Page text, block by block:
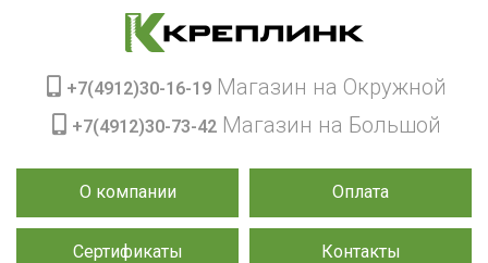
О компании Оплата
Сертификаты Контакты
+7(4912)30-16-19 Магазин на Окружной
+7(4912)30-73-42 Магазин на Большой